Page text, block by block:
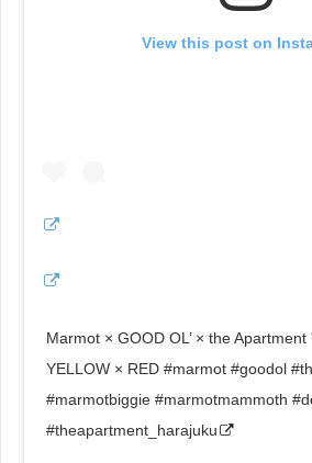
View this post on
Marmot × GOOD OL’ × the
YELLOW × RED #marmot #goodol
#marmotbiggie #marmotmammoth
#theapartment_harajuku